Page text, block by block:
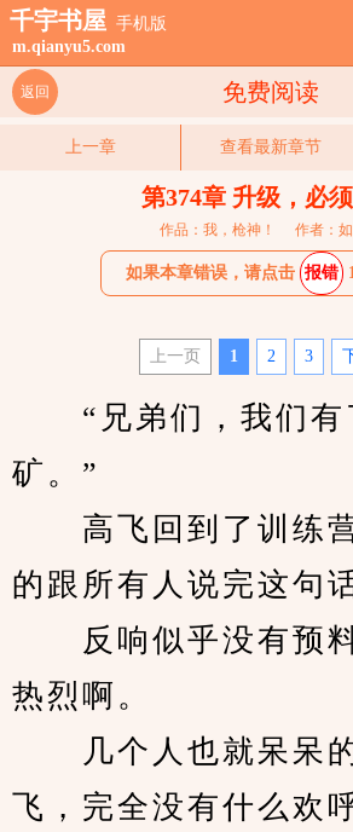
千宇书屋 手机版
m.qianyu5.com
免费阅读
返回
上一章 查看最新章节
第374章 升级，必
作品：我，枪神！ 作者：
如果本章错误，请点击 报错
上一页 1 2 3
“兄弟们，我们有
矿。”
高飞回到了训练营
的跟所有人说完这句
反响似乎没有预料
热烈啊。
几个人也就呆呆
飞，完全没有什么欢